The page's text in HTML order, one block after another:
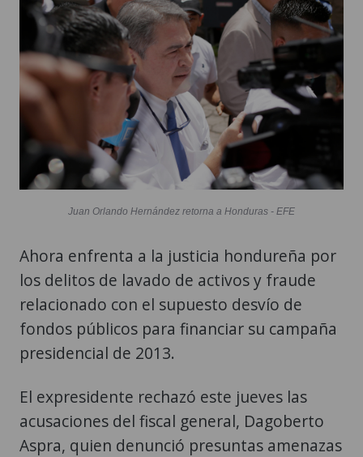
Juan Orlando Hernández retorna a Honduras - EFE
Ahora enfrenta a la justicia hondureña por
los delitos de lavado de activos y fraude
relacionado con el supuesto desvío de
fondos públicos para financiar su campaña
presidencial de 2013.
El expresidente rechazó este jueves las
acusaciones del fiscal general, Dagoberto
Aspra, quien denunció presuntas amenazas